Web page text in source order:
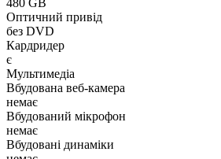
480 GB
Оптичний привід
без DVD
Кардридер
є
Мультимедіа
Вбудована веб-камера
немає
Вбудований мікрофон
немає
Вбудовані динаміки